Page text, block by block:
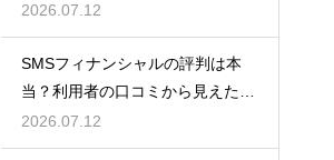
2026.07.12
SMSフィナンシャルの評判は本
当？利用者の口コミから見えた実
態検証
2026.07.12